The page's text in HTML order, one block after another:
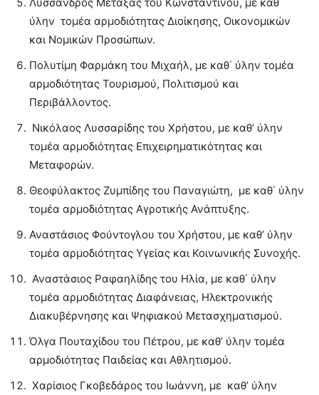
ύλην τομέα αρμοδιότητας Διοίκησης, Οικονομικών
και Νομικών Προσώπων.
Πολυτίμη Φαρμάκη του Μιχαήλ, με καθ΄ ύλην τομέα
αρμοδιότητας Τουρισμού, Πολιτισμού και
Περιβάλλοντος.
Νικόλαος Λυσσαρίδης του Χρήστου, με καθ’ ύλην
τομέα αρμοδιότητας Επιχειρηματικότητας και
Μεταφορών.
Θεοφύλακτος Ζυμπίδης του Παναγιώτη, με καθ΄ ύλην
τομέα αρμοδιότητας Αγροτικής Ανάπτυξης.
Αναστάσιος Φούντογλου του Χρήστου, με καθ’ ύλην
τομέα αρμοδιότητας Υγείας και Κοινωνικής Συνοχής.
Αναστάσιος Ραφαηλίδης του Ηλία, με καθ΄ ύλην
τομέα αρμοδιότητας Διαφάνειας, Ηλεκτρονικής
Διακυβέρνησης και Ψηφιακού Μετασχηματισμού.
Όλγα Πουταχίδου του Πέτρου, με καθ’ ύλην τομέα
αρμοδιότητας Παιδείας και Αθλητισμού.
Χαρίσιος Γκοβεδάρος του Ιωάννη, με καθ’ ύλην